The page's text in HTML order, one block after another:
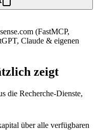
(FastMCP,
Claude & eigenen
zeigt
die Recherche-Dienste,
über alle verfügbaren